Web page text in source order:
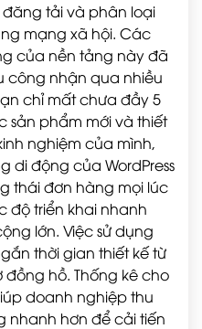
tải và phân loại
mạng xã hội. Các
của nền tảng này đã
nhận qua nhiều
chỉ mất chưa đầy 5
sản phẩm mới và thiết
nghiệm của mình,
di động của WordPress
thái đơn hàng mọi lúc
độ triển khai nhanh
lớn. Việc sử dụng
thời gian thiết kế từ
hồ. Thống kê cho
doanh nghiệp thu
nhanh hơn để cải tiến